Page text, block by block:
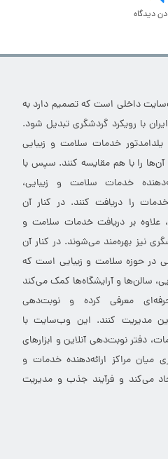
دیدگاه
داخلی است که تصمیم دارد به
با رویکرد گردشگری تبدیل شود.
یلدامدتور خدمات سلامت و زیبایی
را با هم مقایسه کنند. سپس با
خدمات سلامت و زیبایی،
را دریافت کنند. در کنار آن
علاوه بر دریافت خدمات سلامت و
نیز بهره‌مند می‌شوند. در کنار آن
در حوزه سلامت و زیبایی است که
سالن‌ها و آرایشگاه‌ها کمک می‌کند
معرفی کرده و نوبت‌دهی
مدیریت کنند. این وب‌سایت با
دفتر نوبت‌دهی آنلاین و ابزارهای
میان مراکز ارائه‌دهنده خدمات و
می‌کند و فرآیند جذب و مدیریت